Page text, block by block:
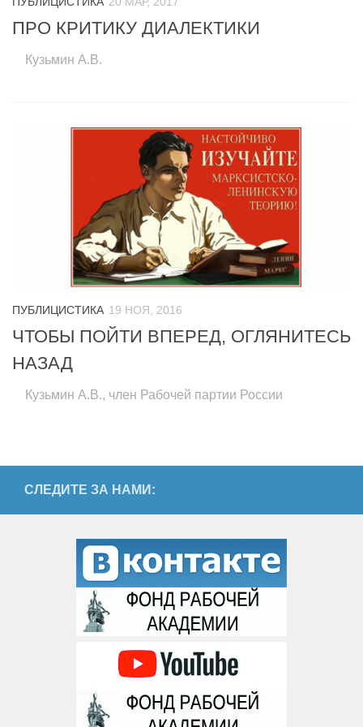
ПРО КРИТИКУ ДИАЛЕКТИКИ
Кузьмин А.В.
ПУБЛИЦИСТИКА 19 НОЯ, 2016
ЧТОБЫ ПОЙТИ ВПЕРЕД, ОГЛЯНИТЕСЬ
НАЗАД
Кузьмин А.В., член Рабочей партии России
СЛЕДИТЕ ЗА НАМИ: